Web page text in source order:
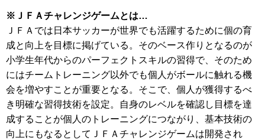
※ＪＦＡチャレンジゲームとは…
ＪＦＡでは日本サッカーが世界でも活躍するために個の育
成と向上を目標に掲げている。そのベース作りとなるのが
小学生年代からのパーフェクトスキルの習得で、そのため
にはチームトレーニング以外でも個人がボールに触れる機
会を増やすことが重要となる。そこで、個人が獲得するべ
き明確な習得技術を設定。自身のレベルを確認し目標を達
成することが個人のトレーニングにつながり、基本技術の
向上にもなるとしてＪＦＡチャレンジゲームは開発され